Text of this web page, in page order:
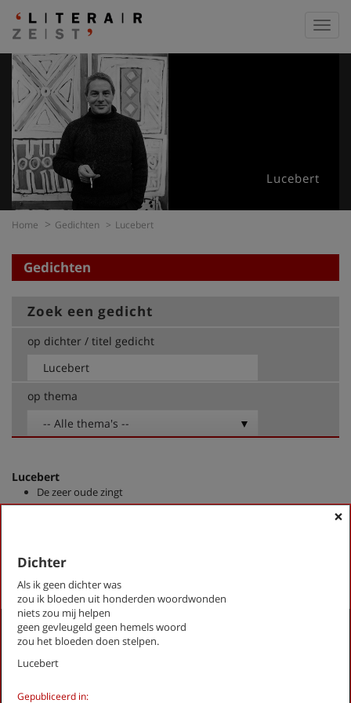
Lucebert
Home Gedichten Lucebert
Gedichten
Zoek een gedicht
op dichter / titel gedicht
op thema
-- Alle thema's --
Lucebert
De zeer oude zingt
Dichter
«First‹Previous
×
Dichter
Als ik geen dichter was
zou ik bloeden uit honderden woordwonden
niets zou mij helpen
geen gevleugeld geen hemels woord
zou het bloeden doen stelpen.
Lucebert
Gepubliceerd in:
Activiteiten
Lezingen door en over schrijvers
Boek & Film